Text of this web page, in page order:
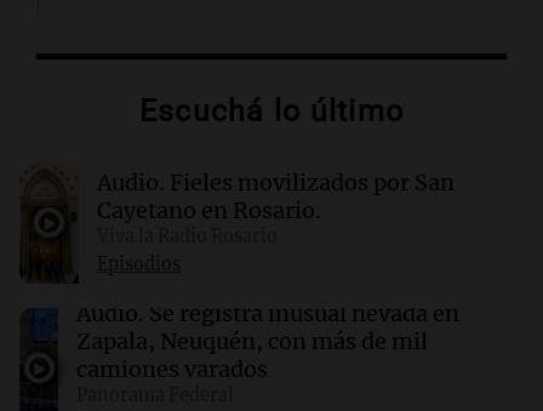
18:00 Viva la Radio Rosario
Cayetano: "Siempre nos ayuda"
18:00 Sociedad
Quiniela vespertina: conocé los números
ganadores de hoy viernes 7 de agosto.
17:59 Deportes
La insólita charla entre un gomero y Facundo
Medina que se volvió viral
Escuchá lo último
Audio. Fieles movilizados por San
Cayetano en Rosario.
Episodios
Audio. Se registra inusual nevada en
Zapala, Neuquén, con más de mil
camiones varados